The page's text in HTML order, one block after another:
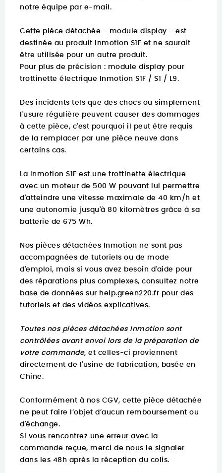
notre équipe par e-mail.
Cette pièce détachée - module display - est
destinée au produit Inmotion S1F et ne saurait
être utilisée pour un autre produit.
Pour plus de précision : module display pour
trottinette électrique Inmotion S1F / S1 / L9.
Des incidents tels que des chocs ou simplement
l'usure régulière peuvent causer des dommages
à cette pièce, c'est pourquoi il peut être requis
de la remplacer par une pièce neuve dans
certains cas.
La Inmotion S1F est une trottinette électrique
avec un moteur de 500 W pouvant lui permettre
d'atteindre une vitesse maximale de 40 km/h et
une autonomie jusqu'à 80 kilomètres grâce à sa
batterie de 675 Wh.
Nos pièces détachées Inmotion ne sont pas
accompagnées de tutoriels ou de mode
d'emploi, mais si vous avez besoin d'aide pour
des réparations plus complexes, consultez notre
base de données sur help.green220.fr pour des
tutoriels et des vidéos explicatives.
Toutes nos pièces détachées Inmotion sont
contrôlées avant envoi lors de la préparation de
votre commande, et celles-ci proviennent
directement de l'usine de fabrication, basée en
Chine.
Conformément à nos CGV, cette pièce détachée
ne peut faire l’objet d’aucun remboursement ou
d'échange.
Si vous rencontrez une erreur avec la
commande reçue, merci de nous le signaler
dans les 48h après la réception du colis.